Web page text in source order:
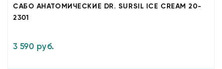
САБО АНАТОМИЧЕСКИЕ DR. SURSIL ICE CREAM 20-
2301
3 590 руб.